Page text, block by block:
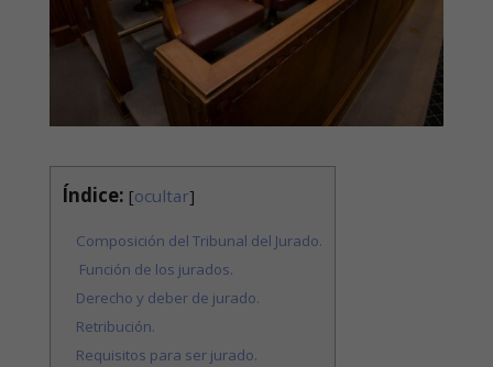
Índice: [ocultar]
Composición del Tribunal del Jurado.
Función de los jurados.
Derecho y deber de jurado.
Retribución.
Requisitos para ser jurado.